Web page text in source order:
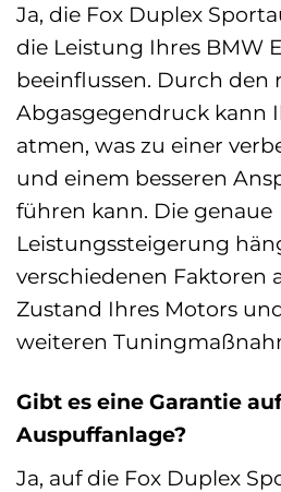
Ja, die Fox Duplex
die Leistung Ihres BMW
beeinflussen. Durch den
Abgasgegendruck kann
atmen, was zu einer
und einem besseren
führen kann. Die genaue
Leistungssteigerung
verschiedenen Faktoren
Zustand Ihres Motors
weiteren
Gibt es eine Garantie
Auspuffanlage?
Ja, auf die Fox Duplex